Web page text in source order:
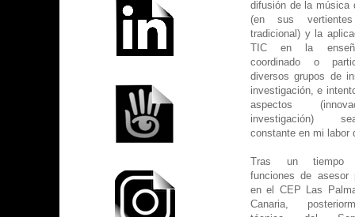
difusión de la música
(en sus
tradicional) y la
TIC en la
coordinado o
diversos grupos de
investigación, e
aspectos
investigación)
constante en mi labor
Tras un tiempo
funciones de asesor
en el CEP Las
Canaria,